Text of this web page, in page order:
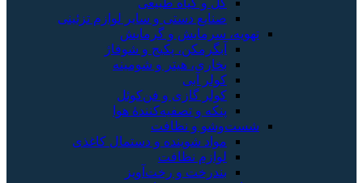
گل و گیاه طبیعی
صنایع دستی و سایر لوازم تزئینی
تهویه، سرمایش و گرمایش
آبگرمکن، پکیج و شوفاژ
بخاری، هیتر و شومینه
کولر آبی
کولر گازی و فن‌کوئل
پنکه و تصفیه‌کنندهٔ هوا
شست‌وشو و نظافت
مواد شوینده و دستمال کاغذی
لوازم نظافت
بندرخت و رخت‌آویز